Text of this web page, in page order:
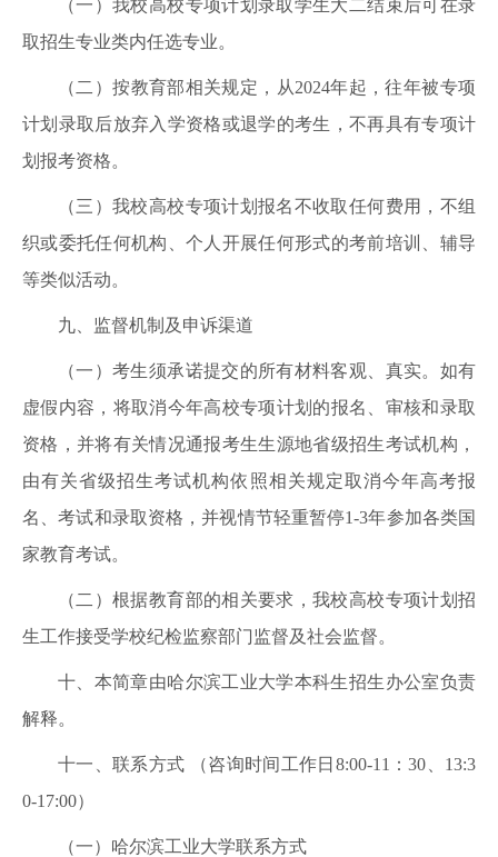
（一）我校高校专项计划录取学生大二结束后可在录
取招生专业类内任选专业。
（二）按教育部相关规定，从2024年起，往年被专项
计划录取后放弃入学资格或退学的考生，不再具有专项计
划报考资格。
（三）我校高校专项计划报名不收取任何费用，不组
织或委托任何机构、个人开展任何形式的考前培训、辅导
等类似活动。
九、监督机制及申诉渠道
（一）考生须承诺提交的所有材料客观、真实。如有
虚假内容，将取消今年高校专项计划的报名、审核和录取
资格，并将有关情况通报考生生源地省级招生考试机构，
由有关省级招生考试机构依照相关规定取消今年高考报
名、考试和录取资格，并视情节轻重暂停1-3年参加各类国
家教育考试。
（二）根据教育部的相关要求，我校高校专项计划招
生工作接受学校纪检监察部门监督及社会监督。
十、本简章由哈尔滨工业大学本科生招生办公室负责
解释。
十一、联系方式
（咨询时间工作日8:00-11：30、13:3
0-17:00）
（一） 哈尔滨工业大学联系方式